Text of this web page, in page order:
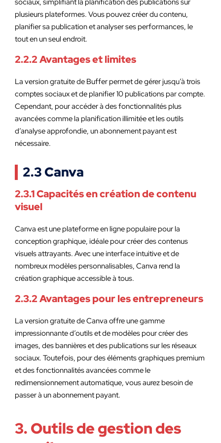
sociaux, simplifiant la planification des publications sur
plusieurs plateformes. Vous pouvez créer du contenu,
planifier sa publication et analyser ses performances, le
tout en un seul endroit.
2.2.2 Avantages et limites
La version gratuite de Buffer permet de gérer jusqu’à trois
comptes sociaux et de planifier 10 publications par compte.
Cependant, pour accéder à des fonctionnalités plus
avancées comme la planification illimitée et les outils
d’analyse approfondie, un abonnement payant est
nécessaire.
2.3 Canva
2.3.1 Capacités en création de contenu
visuel
Canva est une plateforme en ligne populaire pour la
conception graphique, idéale pour créer des contenus
visuels attrayants. Avec une interface intuitive et de
nombreux modèles personnalisables, Canva rend la
création graphique accessible à tous.
2.3.2 Avantages pour les entrepreneurs
La version gratuite de Canva offre une gamme
impressionnante d’outils et de modèles pour créer des
images, des bannières et des publications sur les réseaux
sociaux. Toutefois, pour des éléments graphiques premium
et des fonctionnalités avancées comme le
redimensionnement automatique, vous aurez besoin de
passer à un abonnement payant.
3. Outils de gestion des